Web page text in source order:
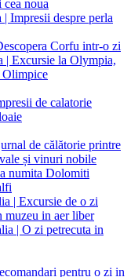
noua
Impresii despre perla
Corfu intr-o zi
| Excursie la Olympia,
Olimpice
de calatorie
de călătorie printre
și vinuri nobile
numita Dolomiti
| Excursie de o zi
muzeu in aer liber
| O zi petrecuta in
pentru o zi in